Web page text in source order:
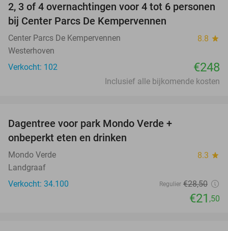
2, 3 of 4 overnachtingen voor 4 tot 6 personen
bij Center Parcs De Kempervennen
Center Parcs De Kempervennen 8.8 star
Westerhoven
Verkocht: 102
€248
Inclusief alle bijkomende kosten
Dagentree voor park Mondo Verde +
onbeperkt eten en drinken
Mondo Verde 8.3 star
Landgraaf
Verkocht: 34.100
Regulier €28,50
€21 ,50